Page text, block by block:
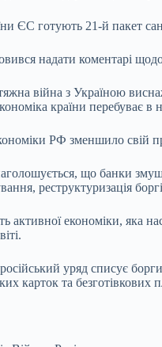
ЄС готують 21-й пакет
надати коментарі щодо
війна з Україною
країни перебуває в
РФ зменшило свій
що банки
реструктуризація
активної економіки, яка
уряд списує
карток та безготівкових